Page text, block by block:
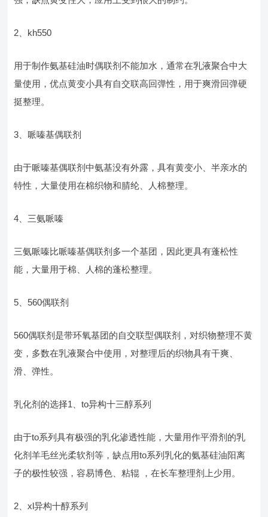
2、kh550
用于制作氨基硅油时偶联剂不能加水，通常在乳液聚合中大
量使用，优点黄变小具有自交联高回弹性，用于爽滑回弹硬
挺整理。
3、哌嗪基偶联剂
由于哌嗪基偶联剂中氨基没有外露，具有黄变小、半亲水的
特性，大量使用在棉织物和腈纶、人棉整理。
4、三氨哌嗪
三氨哌嗪比哌嗪基偶联剂多一个基团，因此更具有蓬松性
能，大量用于棉、人棉的蓬松整理。
5、560偶联剂
560偶联剂是带环氧基团的自交联型偶联剂，对织物整理不黄
变，多数在乳液聚合中使用，对整理后的织物具有干爽、
滑、弹性。
乳化剂的选择1、to异构十三醇系列
由于to系列具有极强的乳化渗透性能，大量用作平滑剂的乳
化剂羊毛丝光柔软剂等，缺点用to系列乳化的氨基硅油阳离
子的极性较强，容易博色、粘辊 ，在长车整理剂上少用。
2、xl异构十醇系列